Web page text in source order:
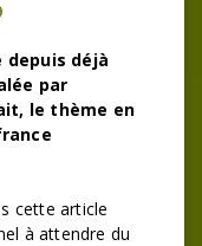
par
le thème en
cette article
à attendre du